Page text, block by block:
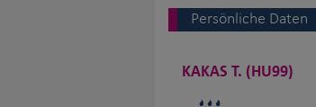
Persönliche Daten
KAKAS T. (HU99)